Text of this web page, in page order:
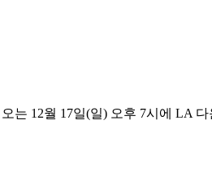
12월 17일(일) 오후 7시에 LA